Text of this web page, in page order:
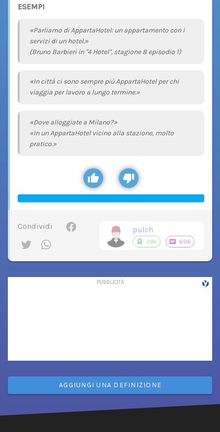
ESEMPI
«Parliamo di AppartaHotel: un appartamento con i
servizi di un hotel.»
(Bruno Barbieri in "4 Hotel", stagione 8 episodio 1)
«In città ci sono sempre più AppartaHotel per chi
viaggia per lavoro a lungo termine.»
«Dove alloggiate a Milano?»
«In un AppartaHotel vicino alla stazione, molto
pratico.»
Condividi pulch
28k 696
AGGIUNGI UNA DEFINIZIONE